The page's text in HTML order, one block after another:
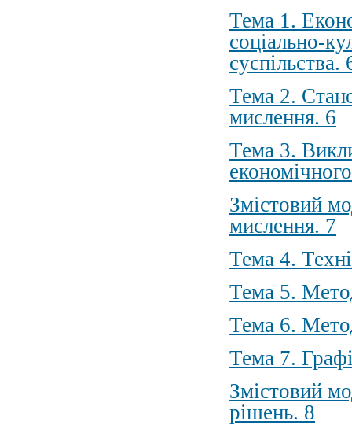
Тема 1.
соціально-
суспільства.
Тема 2.
мислення. 6
Тема 3.
Змістовий
мислення. 7
Тема 4.
Тема 5.
Тема 6.
Тема 7.
Змістовий
рішень. 8